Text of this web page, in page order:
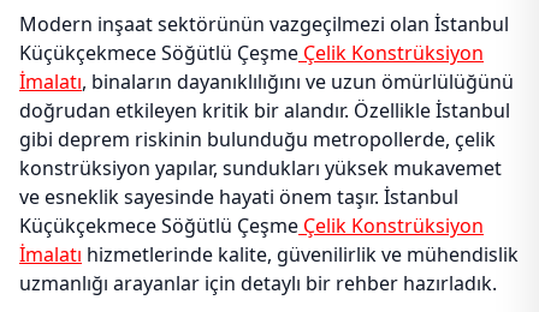
Modern inşaat sektörünün vazgeçilmezi olan İstanbul
Küçükçekmece Söğütlü Çeşme Çelik Konstrüksiyon
İmalatı, binaların dayanıklılığını ve uzun ömürlülüğünü
doğrudan etkileyen kritik bir alandır. Özellikle İstanbul
gibi deprem riskinin bulunduğu metropollerde, çelik
konstrüksiyon yapılar, sundukları yüksek mukavemet
ve esneklik sayesinde hayati önem taşır. İstanbul
Küçükçekmece Söğütlü Çeşme Çelik Konstrüksiyon
İmalatı hizmetlerinde kalite, güvenilirlik ve mühendislik
uzmanlığı arayanlar için detaylı bir rehber hazırladık.